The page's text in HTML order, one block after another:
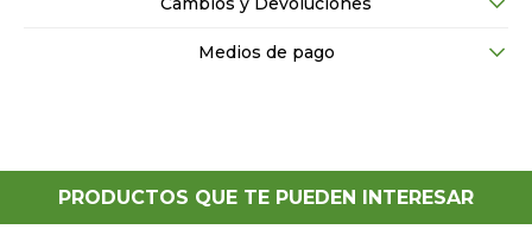
Medios de pago
PRODUCTOS QUE TE PUEDEN INTERESAR